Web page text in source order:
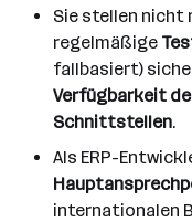
Sie stellen nicht
regelmäßige
fallbasiert)
Verfügbarkeit
Schnittstellen.
Als ERP-
internationalen